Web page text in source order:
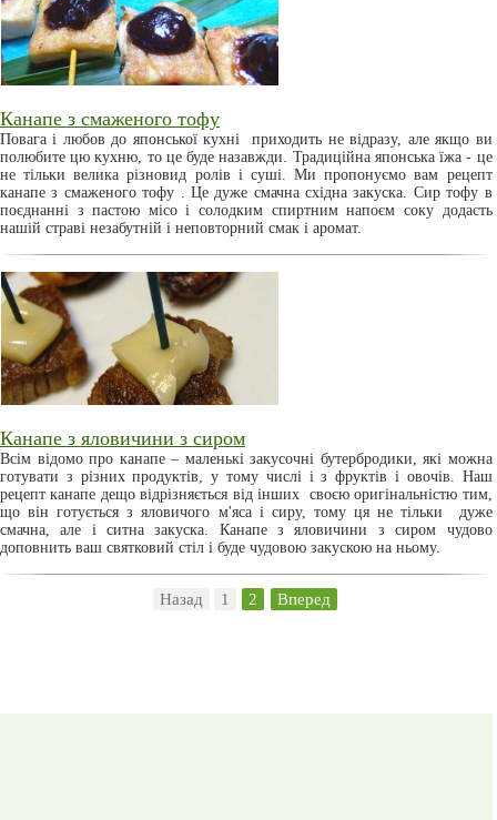
Канапе з смаженого тофу
Повага і любов до японської кухні приходить не відразу, але якщо ви
полюбите цю кухню, то це буде назавжди. Традиційна японська їжа - це
не тільки велика різновид ролів і суші. Ми пропонуємо вам рецепт
канапе з смаженого тофу . Це дуже смачна східна закуска. Сир тофу в
поєднанні з пастою місо і солодким спиртним напоєм соку додасть
нашій страві незабутній і неповторний смак і аромат.
Канапе з яловичини з сиром
Всім відомо про канапе – маленькі закусочні бутербродики, які можна
готувати з різних продуктів, у тому числі і з фруктів і овочів. Наш
рецепт канапе дещо відрізняється від інших своєю оригінальністю тим,
що він готується з яловичого м'яса і сиру, тому ця не тільки дуже
смачна, але і ситна закуска. Канапе з яловичини з сиром чудово
доповнить ваш святковий стіл і буде чудовою закускою на ньому.
Назад 1 2 Вперед